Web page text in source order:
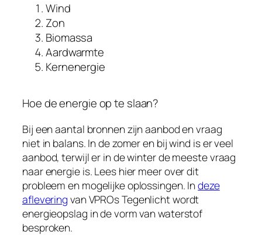
Wind
Zon
Biomassa
Aardwarmte
Kernenergie
Hoe de energie op te slaan?
Bij een aantal bronnen zijn aanbod en vraag
niet in balans. In de zomer en bij wind is er veel
aanbod, terwijl er in de winter de meeste vraag
naar energie is. Lees hier meer over dit
probleem en mogelijke oplossingen. Indeze
aflevering van VPROs Tegenlicht wordt
energieopslag in de vorm van waterstof
besproken.